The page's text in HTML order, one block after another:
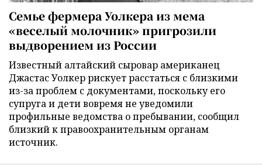
Семье фермера Уолкера из мема
«веселый молочник» пригрозили
выдворением из России
Известный алтайский сыровар американец
Джастас Уолкер рискует расстаться с близкими
из-за проблем с документами, поскольку его
супруга и дети вовремя не уведомили
профильные ведомства о пребывании, сообщил
близкий к правоохранительным органам
источник.